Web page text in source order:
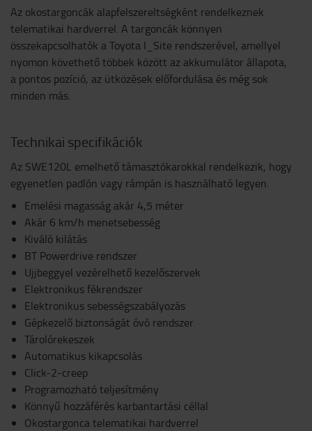
Az okostargoncák alapfelszereltségként rendelkeznek
telematikai hardverrel. A targoncák könnyen
összekapcsolhatók a Toyota I_Site rendszerével, amellyel
nyomon követhető többek között az akkumulátor állapota,
a pontos pozíció, az ütközések előfordulása és még sok
minden más.
Technikai specifikációk
Az SWE120L emelhető támasztókarokkal rendelkezik, hogy
egyenetlen padlón vagy rámpán is használható legyen.
Emelési magasság akár 4,5 méter
Akár 6 km/h menetsebesség
Kiváló kilátás
BT Powerdrive rendszer
Ujjbeggyel vezérelhető kezelőszervek
Elektronikus fékrendszer
Elektronikus sebességszabályozás
Gépkezelő biztonságát óvó rendszer
Tárolórekeszek
Automatikus kikapcsolás
Click-2-creep
Programozható teljesítmény
Könnyű hozzáférés karbantartási céllal
Okostargonca telematikai hardverrel